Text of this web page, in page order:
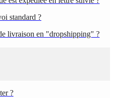
standard ?
livraison en "dropshipping" ?
?